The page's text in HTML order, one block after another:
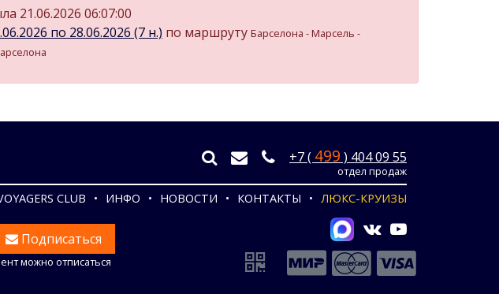
21.06.2026 06:07:00
по 28.06.2026 (7 н.) по маршруту Барселона - Марсель -
+7 ( 499 ) 404 09 55
отдел продаж
CLUB ИНФО НОВОСТИ КОНТАКТЫ ЛЮКС-КРУИЗЫ
Подписаться
можно отписаться